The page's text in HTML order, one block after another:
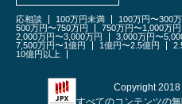
応相談 100万円未満 100万円〜300
500万円〜750万円
750万円〜1,000万円
2,000万円〜3,000万円
3,000万円〜
7,500万円〜1億円
1億円〜2.5億円
10億円以上
Copyright
すべてのコンテンツの